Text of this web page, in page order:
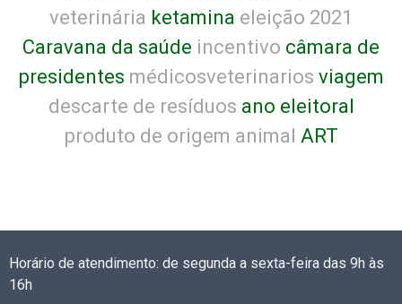
veterinária ketamina eleição 2021
Caravana da saúde incentivo câmara de
presidentes médicosveterinarios viagem
descarte de resíduos ano eleitoral
produto de origem animal ART
Horário de atendimento: de segunda a sexta-feira das 9h às
16h